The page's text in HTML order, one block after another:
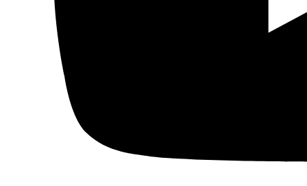
Países
Arabia Saudí
Argelia
Baréin
Catar
Egipto
Emiratos Árabes Unidos